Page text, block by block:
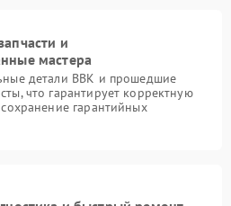
и
мастера
детали BBK и прошедшие
что гарантирует корректную
гарантийных